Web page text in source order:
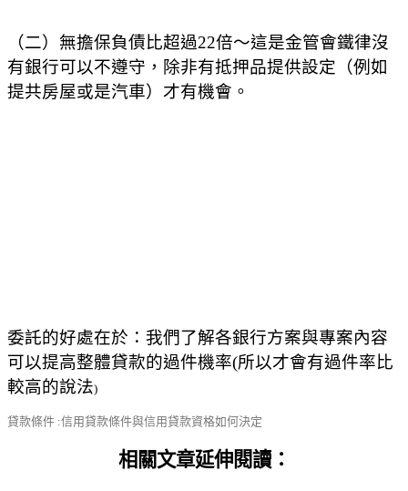
（二）無擔保負債比超過22倍～這是金管會鐵律沒
有銀行可以不遵守，除非有抵押品提供設定（例如
提共房屋或是汽車）才有機會。
委託的好處在於：我們了解各銀行方案與專案內容
可以提高整體貸款的過件機率(所以才會有過件率比
較高的說法)
貸款條件 :信用貸款條件與信用貸款資格如何決定
相關文章延伸閱讀：